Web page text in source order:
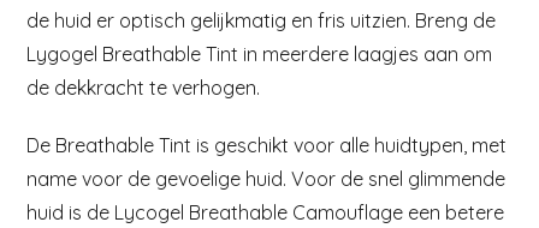
de huid er optisch gelijkmatig en fris uitzien. Breng de
Lygogel Breathable Tint in meerdere laagjes aan om
de dekkracht te verhogen.
De Breathable Tint is geschikt voor alle huidtypen, met
name voor de gevoelige huid. Voor de snel glimmende
huid is de Lycogel Breathable Camouflage een betere